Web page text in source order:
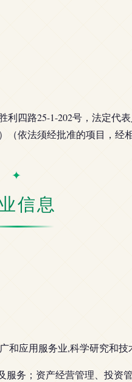
四路25-1-202号，法定代
依法须经批准的项目，经
信息
和应用服务业,科学研究和技
服务；资产经营管理、投资